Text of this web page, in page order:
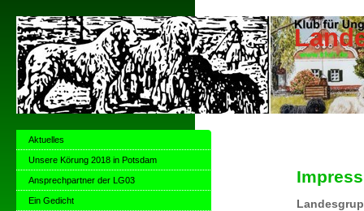
Aktuelles
Unsere Körung 2018 in Potsdam
Ansprechpartner der LG03
Ein Gedicht